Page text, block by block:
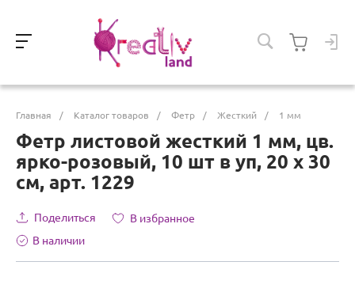
Главная / Каталог товаров / Фетр / Жесткий / 1 мм
Фетр листовой жесткий 1 мм, цв.
ярко-розовый, 10 шт в уп, 20 х 30
см, арт. 1229
Поделиться
В избранное
В наличии